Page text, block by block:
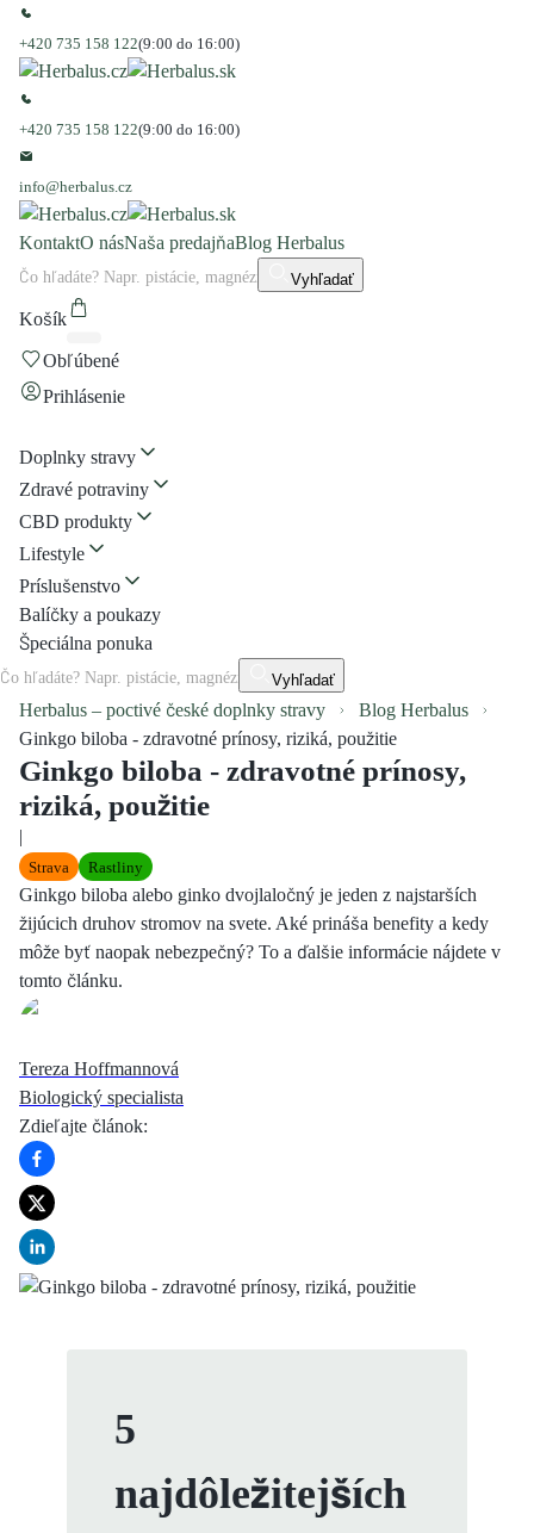
+420 735 158 122(9:00 do 16:00)
+420 735 158 122(9:00 do 16:00)
info@herbalus.cz
KontaktO násNaša predajňaBlog Herbalus
Vyhľadať
Košík
Obľúbené
Prihlásenie
Doplnky stravy
Zdravé potraviny
CBD produkty
Lifestyle
Príslušenstvo
Balíčky a poukazy
Špeciálna ponuka
Vyhľadať
Herbalus – poctivé české doplnky stravy
Blog Herbalus
Ginkgo biloba - zdravotné prínosy, riziká, použitie
Ginkgo biloba - zdravotné prínosy,
riziká, použitie
|
Strava Rastliny
Ginkgo biloba alebo ginko dvojlaločný je jeden z najstarších
žijúcich druhov stromov na svete. Aké prináša benefity a kedy
môže byť naopak nebezpečný? To a ďalšie informácie nájdete v
tomto článku.
Tereza Hoffmannová
Biologický specialista
Zdieľajte článok:
5
najdôležitejších